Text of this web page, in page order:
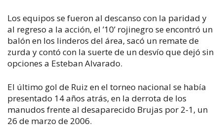
Los equipos se fueron al descanso con la paridad y
al regreso a la acción, el ’10’ rojinegro se encontró un
balón en los linderos del área, sacó un remate de
zurda y contó con la suerte de un desvío que dejó sin
opciones a Esteban Alvarado.
El último gol de Ruiz en el torneo nacional se había
presentado 14 años atrás, en la derrota de los
manudos frente al desaparecido Brujas por 2-1, un
26 de marzo de 2006.